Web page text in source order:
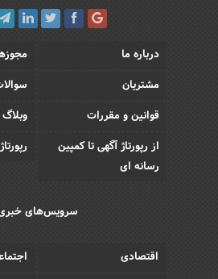
درباره ما
مشتریان
قوانین و مقررات
وبلاگ
از رپورتاژ آگهی تا کمپین
رسانه ای
سرویس‌های
اقتصادی